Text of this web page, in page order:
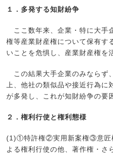
１．多発する知財紛争
ここ数年来、企業・特に大手
権等産業財産権について保有す
いことを危惧し、産業財産権を
この結果大手企業のみならず
上、他社の類似品や接近行為
が多発し、これが知財紛争の要
２．権利行使と権利態様
(1)①特許権②実用新案権③意匠
よる権利行使の他、著作権・さ